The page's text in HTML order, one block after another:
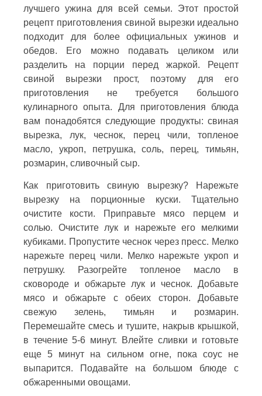
лучшего ужина для всей семьи. Этот простой
рецепт приготовления свиной вырезки идеально
подходит для более официальных ужинов и
обедов. Его можно подавать целиком или
разделить на порции перед жаркой. Рецепт
свиной вырезки прост, поэтому для его
приготовления не требуется большого
кулинарного опыта. Для приготовления блюда
вам понадобятся следующие продукты: свиная
вырезка, лук, чеснок, перец чили, топленое
масло, укроп, петрушка, соль, перец, тимьян,
розмарин, сливочный сыр.
Как приготовить свиную вырезку? Нарежьте
вырезку на порционные куски. Тщательно
очистите кости. Приправьте мясо перцем и
солью. Очистите лук и нарежьте его мелкими
кубиками. Пропустите чеснок через пресс. Мелко
нарежьте перец чили. Мелко нарежьте укроп и
петрушку. Разогрейте топленое масло в
сковороде и обжарьте лук и чеснок. Добавьте
мясо и обжарьте с обеих сторон. Добавьте
свежую зелень, тимьян и розмарин.
Перемешайте смесь и тушите, накрыв крышкой,
в течение 5-6 минут. Влейте сливки и готовьте
еще 5 минут на сильном огне, пока соус не
выпарится. Подавайте на большом блюде с
обжаренными овощами.